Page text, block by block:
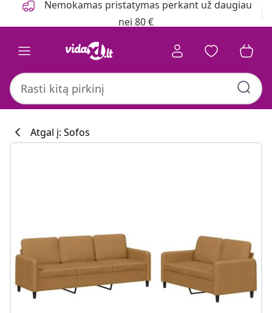
Nemokamas pristatymas perkant už daugiau
nei 80 €
Atgal į: Sofos